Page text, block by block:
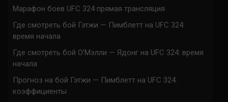
Марафон боев UFC 324 прямая трансляция
Где смотреть бой Гэтжи — Пимблетт на UFC 324:
время начала
Где смотреть бой О’Мэлли — Ядонг на UFC 324: время
начала
Прогноз на бой Гэтжи — Пимблетт на UFC 324:
коэффициенты